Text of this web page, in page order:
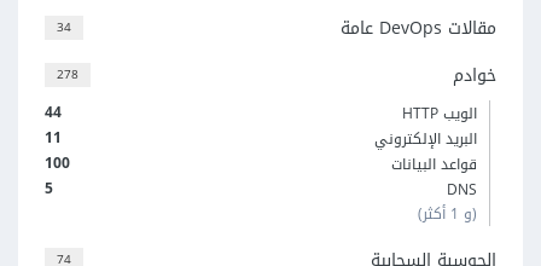
34 مقالات DevOps عامة
278 خوادم
44
الويب HTTP
11
البريد الإلكتروني
100
قواعد البيانات
5
DNS
(و 1 أكثر)
74